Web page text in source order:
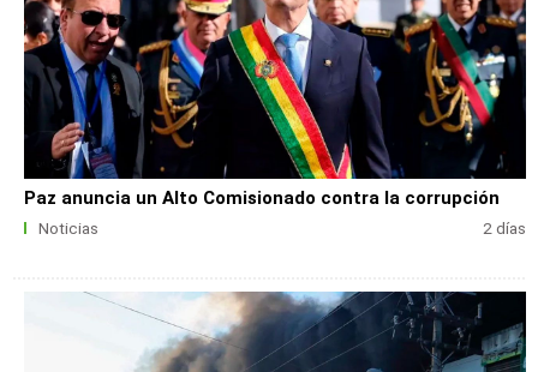
Paz anuncia un Alto Comisionado contra la corrupción
Noticias 2 días